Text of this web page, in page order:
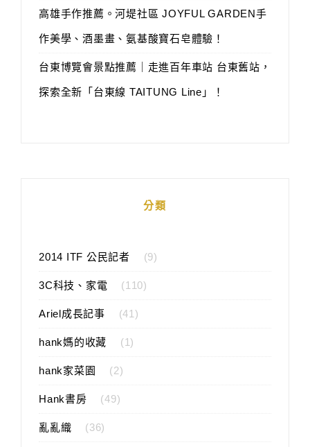
高雄手作推薦。河堤社區 JOYFUL GARDEN手
作美學、酒墨畫、氨基酸寶石皂體驗！
台東博覽會景點推薦｜走進百年車站 台東舊站，
探索全新「台東線 TAITUNG Line」！
分類
2014 ITF 公民記者 (9)
3C科技、家電 (110)
Ariel成長記事 (41)
hank媽的收藏 (1)
hank家菜園 (2)
Hank書房 (49)
亂亂織 (36)